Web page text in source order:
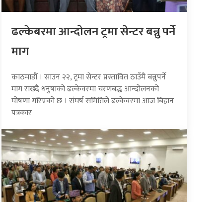
ढल्केबरमा आन्दोलन ट्रमा सेन्टर बन्नु पर्ने
माग
काठमाडौँ । साउन २२, ट्रमा सेन्टर प्रस्तावित ठाउँमै बन्नुपर्ने
माग राख्दै धनुषाको ढल्केवरमा चरणबद्ध आन्दोलनको
घोषणा गरिएको छ । संघर्ष समितिले ढल्केवरमा आज बिहान
पत्रकार